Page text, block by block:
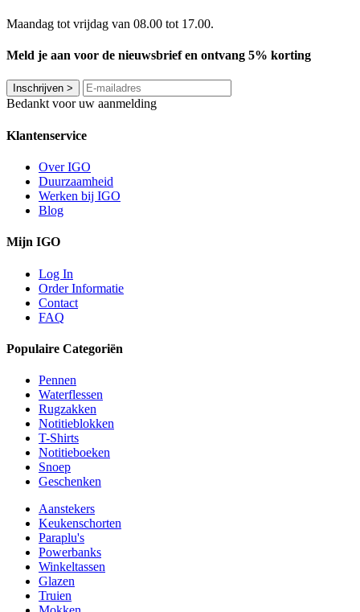
Maandag tot vrijdag van 08.00 tot 17.00.
Meld je aan voor de nieuwsbrief en ontvang 5% korting
Inschrijven >
Bedankt voor uw aanmelding
Klantenservice
Over IGO
Duurzaamheid
Werken bij IGO
Blog
Mijn IGO
Log In
Order Informatie
Contact
FAQ
Populaire Categoriën
Pennen
Waterflessen
Rugzakken
Notitieblokken
T-Shirts
Notitieboeken
Snoep
Geschenken
Aanstekers
Keukenschorten
Paraplu's
Powerbanks
Winkeltassen
Glazen
Truien